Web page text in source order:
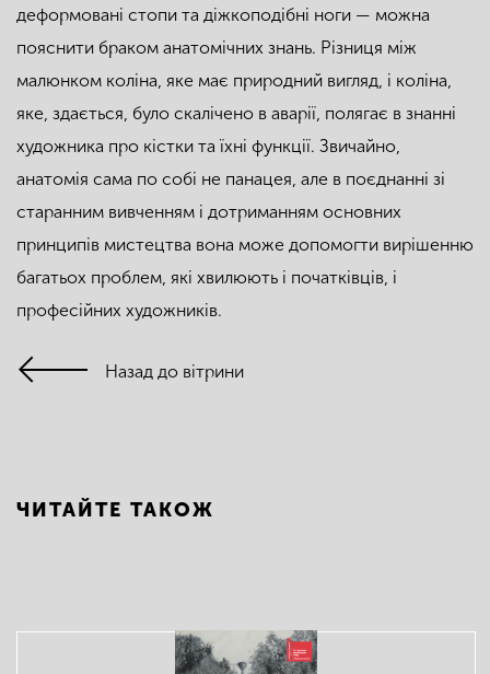
деформовані стопи та діжкоподібні ноги — можна
пояснити браком анатомічних знань. Різниця між
малюнком коліна, яке має природний вигляд, і коліна,
яке, здається, було скалічено в аварії, полягає в знанні
художника про кістки та їхні функції. Звичайно,
анатомія сама по собі не панацея, але в поєднанні зі
старанним вивченням і дотриманням основних
принципів мистецтва вона може допомогти вирішенню
багатьох проблем, які хвилюють і початківців, і
професійних художників.
Назад до вітрини
ЧИТАЙТЕ ТАКОЖ